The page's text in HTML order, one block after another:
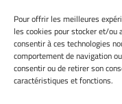
Pour offrir les meilleures
les cookies pour stocker et/ou
consentir à ces technologies
comportement de navigation
consentir ou de retirer son
caractéristiques et fonctions.
Mentions légales
Gérer mes cookies
Politique de